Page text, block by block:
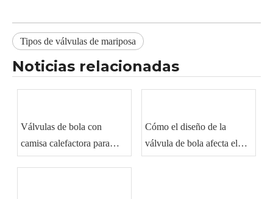
Tipos de válvulas de mariposa
Noticias relacionadas
Válvulas de bola con
camisa calefactora para
manipulación de materiales
Cómo el diseño de la
válvula de bola afecta el
sellado y el rendimiento del